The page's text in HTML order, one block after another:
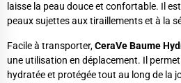
laisse la peau douce et confortable. Il
peaux sujettes aux tiraillements et à la
Facile à transporter,CeraVe Baume
une utilisation en déplacement. Il
hydratée et protégée tout au long de la